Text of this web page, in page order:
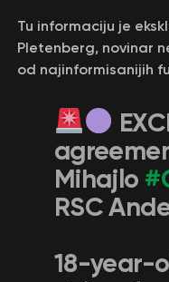
Tu informaciju je
Pletenberg, novinar
od najinformisanijih
Mihajlo
RSC
18-year-